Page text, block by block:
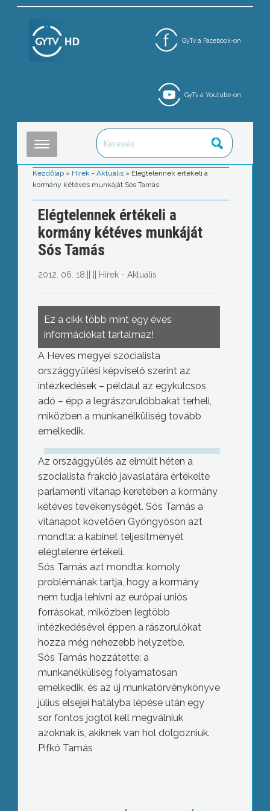
GyTv a Facebook-on
GyTv a Youtube-on
Kezdőlap » Hírek - Aktuális » Elégtelennek értékeli a
kormány kétéves munkáját Sós Tamás
Elégtelennek értékeli a
kormány kétéves munkáját
Sós Tamás
2012. 06. 18. Hírek - Aktuális
Ez a cikk több mint egy éves
információkat tartalmaz!
A Heves megyei szocialista
országgyűlési képviselő szerint az
intézkedések – például az egykulcsos
adó – épp a legrászorulóbbakat terheli,
miközben a munkanélküliség tovább
emelkedik.
Az országgyűlés az elmúlt héten a
szocialista frakció javaslatára értékelte
parlamenti vitanap keretében a kormány
kétéves tevékenységét. Sós Tamás a
vitanapot követően Gyöngyösön azt
mondta: a kabinet teljesítményét
elégtelenre értékeli.
Sós Tamás azt mondta: komoly
problémának tartja, hogy a kormány
nem tudja lehívni az európai uniós
forrásokat, miközben legtöbb
intézkedésével éppen a rászorulókat
hozza még nehezebb helyzetbe.
Sós Tamás hozzátette: a
munkanélküliség folyamatosan
emelkedik, és az új munkatörvénykönyve
július elsejei hatályba lépése után egy
sor fontos jogtól kell megválniuk
azoknak is, akiknek van hol dolgozniuk.
Pifkó Tamás